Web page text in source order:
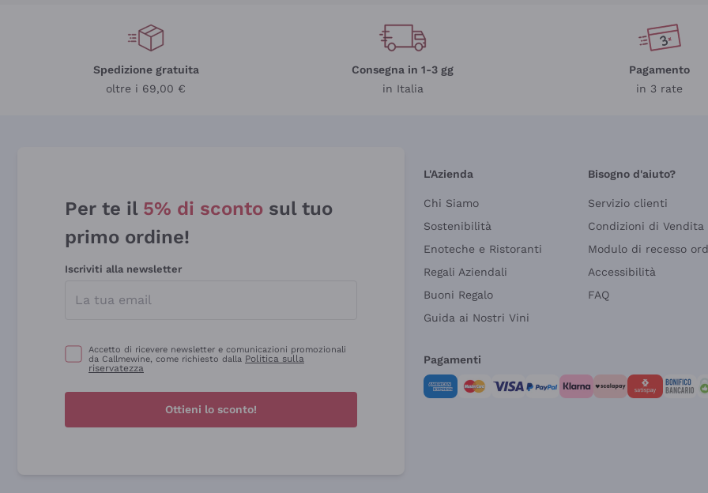
Spedizione gratuita
oltre i 69,00 €
Consegna in 1-3 gg
in Italia
Pagamento
in 3 rate
Per te il 5% di sconto sul tuo
primo ordine!
Iscriviti alla newsletter
Accetto di ricevere newsletter e comunicazioni promozionali
da Callmewine, come richiesto dalla Politica sulla
riservatezza
Ottieni lo sconto!
L'Azienda
Chi Siamo
Sostenibilità
Enoteche e Ristoranti
Regali Aziendali
Buoni Regalo
Guida ai Nostri Vini
Bisogno d'aiuto?
Servizio clienti
Condizioni di Vendita
Modulo di recesso
Accessibilità
FAQ
Pagamenti